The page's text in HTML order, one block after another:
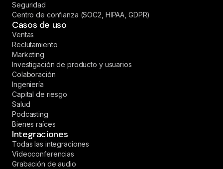
Seguridad
Centro de confianza (SOC2, HIPAA, GDPR)
Casos de uso
Ventas
Reclutamiento
Marketing
Investigación de producto y usuarios
Colaboración
Ingeniería
Capital de riesgo
Salud
Podcasting
Bienes raíces
Integraciones
Todas las integraciones
Videoconferencias
Grabación de audio